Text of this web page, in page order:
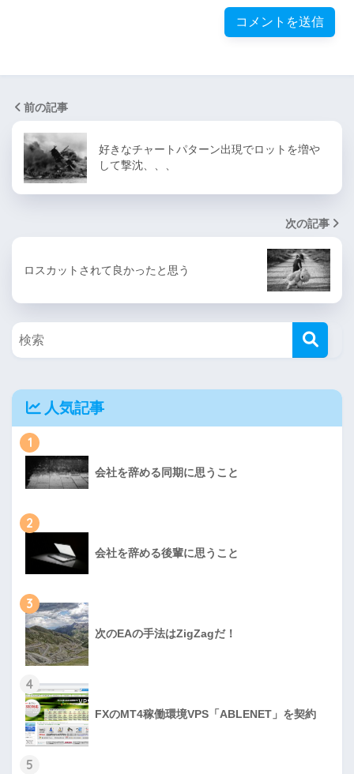
前の記事
好きなチャートパターン出現でロットを増や
して撃沈、、、
次の記事
ロスカットされて良かったと思う
人気記事
1
会社を辞める同期に思うこと
2
会社を辞める後輩に思うこと
3
次のEAの手法はZigZagだ！
4
FXのMT4稼働環境VPS「ABLENET」を契約
5